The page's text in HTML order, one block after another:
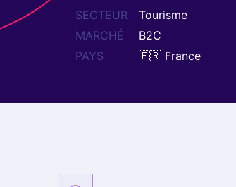
Tourisme
B2C
🇫🇷 France